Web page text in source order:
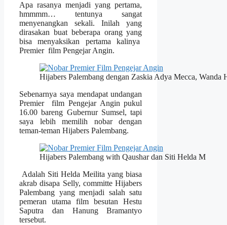
Apa rasanya menjadi yang pertama,
hmmmm… tentunya sangat
menyenangkan sekali. Inilah yang
dirasakan buat beberapa orang yang
bisa menyaksikan pertama kalinya
Premier film Pengejar Angin.
Hijabers Palembang dengan Zaskia Adya Mecca, Wanda
Sebenarnya saya mendapat undangan
Premier film Pengejar Angin pukul
16.00 bareng Gubernur Sumsel, tapi
saya lebih memilih nobar dengan
teman-teman Hijabers Palembang.
Hijabers Palembang with Qaushar dan Siti Helda M
Adalah Siti Helda Meilita yang biasa
akrab disapa Selly, committe Hijabers
Palembang yang menjadi salah satu
pemeran utama film besutan Hestu
Saputra dan Hanung Bramantyo
tersebut.